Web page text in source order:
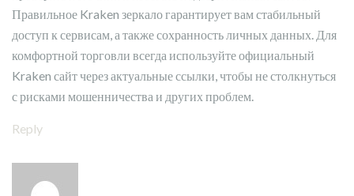
Правильное Kraken зеркало гарантирует вам стабильный
доступ к сервисам, а также сохранность личных данных. Для
комфортной торговли всегда используйте официальный
Kraken сайт через актуальные ссылки, чтобы не столкнуться
с рисками мошенничества и других проблем.
Reply